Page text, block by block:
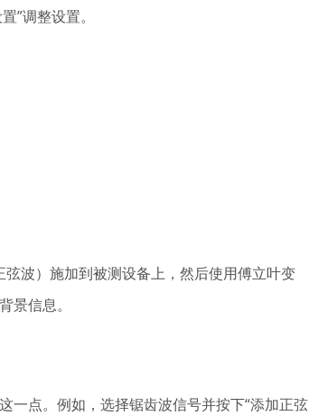
调整设置。
波）施加到被测设备上，然后使用傅立叶变
景信息。
一点。例如，选择锯齿波信号并按下“添加正弦